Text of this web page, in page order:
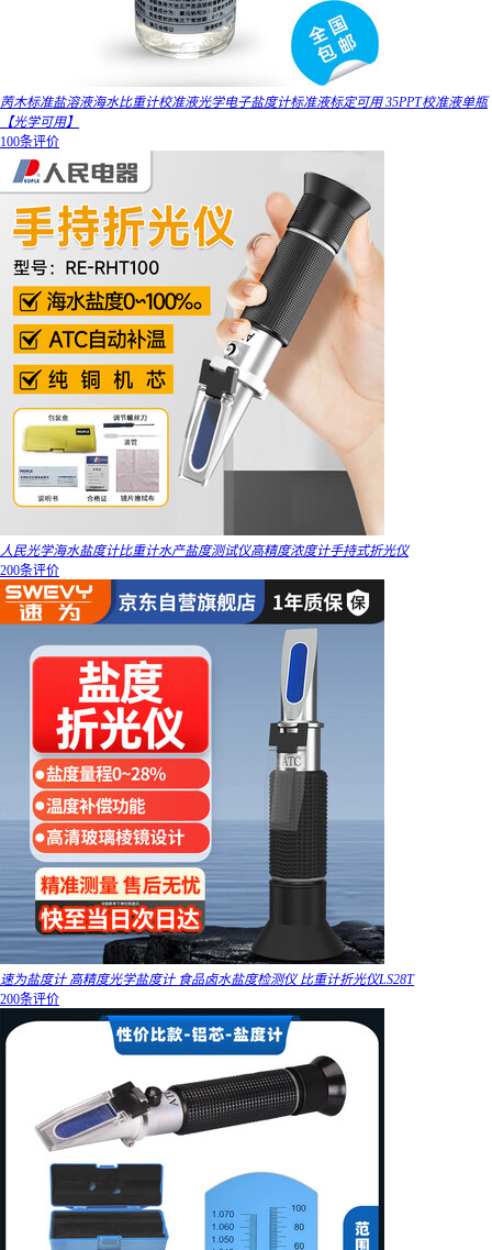
苪木标准盐溶液海水比重计校准液光学电子盐度计标准液标定可用 35PPT校准液单瓶
【光学可用】
100条评价
人民光学海水盐度计比重计水产盐度测试仪高精度浓度计手持式折光仪
200条评价
速为盐度计 高精度光学盐度计 食品卤水盐度检测仪 比重计折光仪LS28T
200条评价